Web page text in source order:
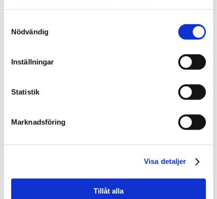
Nödvändig
Inställningar
Statistik
Marknadsföring
Visa detaljer
Tillåt alla